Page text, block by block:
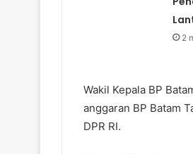
2
Wakil Kepala BP
anggaran BP Batam
DPR RI.